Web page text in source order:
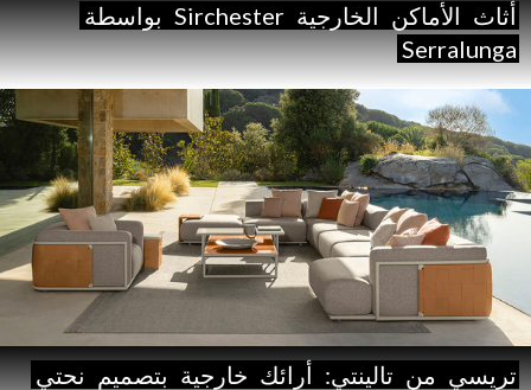
أثاث الأماكن الخارجية Sirchester بواسطة
Serralunga
تريسي من تالينتي: أرائك خارجية بتصميم
نحتي